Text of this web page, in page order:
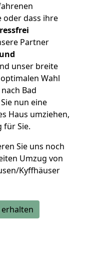
oder dass ihre
Partner
unser breite
Wahl
Bad
nun eine
Haus umziehen,
für Sie.
Sie uns noch
Umzug von
Kyffhäuser